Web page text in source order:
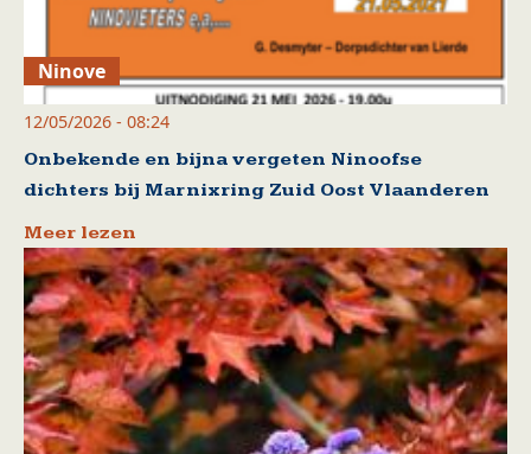
Ninove
12/05/2026 - 08:24
Onbekende en bijna vergeten Ninoofse
dichters bij Marnixring Zuid Oost Vlaanderen
Meer lezen